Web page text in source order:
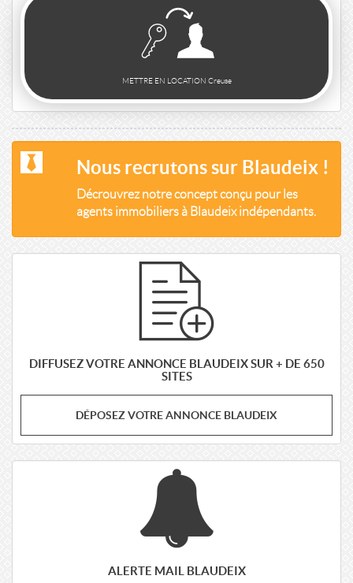
METTRE EN LOCATION Creuse
Nous recrutons sur Blaudeix !
Décrouvrez notre concept conçu pour les
agents immobiliers à Blaudeix indépendants.
DIFFUSEZ VOTRE ANNONCE BLAUDEIX SUR + DE 650
SITES
DÉPOSEZ VOTRE ANNONCE BLAUDEIX
ALERTE MAIL BLAUDEIX